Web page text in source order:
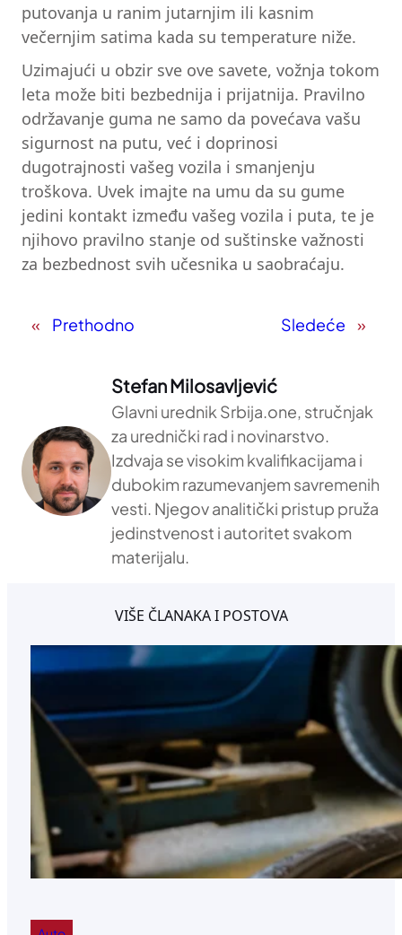
putovanja u ranim jutarnjim ili kasnim
večernjim satima kada su temperature niže.
Uzimajući u obzir sve ove savete, vožnja tokom
leta može biti bezbednija i prijatnija. Pravilno
održavanje guma ne samo da povećava vašu
sigurnost na putu, već i doprinosi
dugotrajnosti vašeg vozila i smanjenju
troškova. Uvek imajte na umu da su gume
jedini kontakt između vašeg vozila i puta, te je
njihovo pravilno stanje od suštinske važnosti
za bezbednost svih učesnika u saobraćaju.
« Prethodno Sledeće »
Stefan Milosavljević
Glavni urednik Srbija.one, stručnjak
za urednički rad i novinarstvo.
Izdvaja se visokim kvalifikacijama i
dubokim razumevanjem savremenih
vesti. Njegov analitički pristup pruža
jedinstvenost i autoritet svakom
materijalu.
VIŠE ČLANAKA I POSTOVA